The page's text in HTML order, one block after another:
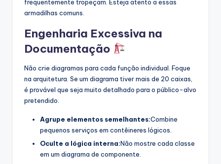
frequentemente tropeçam. Esteja atento a essas
armadilhas comuns.
Engenharia Excessiva na
Documentação
Não crie diagramas para cada função individual. Foque
na arquitetura. Se um diagrama tiver mais de 20 caixas,
é provável que seja muito detalhado para o público-alvo
pretendido.
Agrupe elementos semelhantes:Combine
pequenos serviços em contêineres lógicos.
Oculte a lógica interna:Não mostre cada classe
em um diagrama de componente.